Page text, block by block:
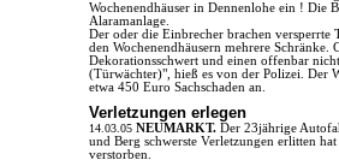
Wochenendhäuser in Dennenlohe ein ! Die
Alaramanlage.
Der oder die Einbrecher brachen
den Wochenendhäusern mehrere
Dekorationsschwert und einen offenbar
(Türwächter)", hieß es von der Polizei. Der
etwa 450 Euro Sachschaden an.
Verletzungen erlegen
14.03.05 NEUMARKT. Der 23jährige
und Berg schwerste Verletzungen erlitten
verstorben.